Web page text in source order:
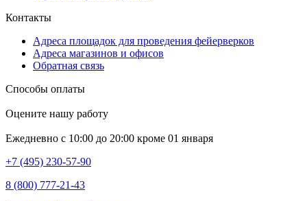
Контакты
Адреса площадок для проведения фейерверков
Адреса магазинов и офисов
Обратная связь
Способы оплаты
Оцените нашу работу
Ежедневно с 10:00 до 20:00 кроме 01 января
+7 (495) 230-57-90
8 (800) 777-21-43